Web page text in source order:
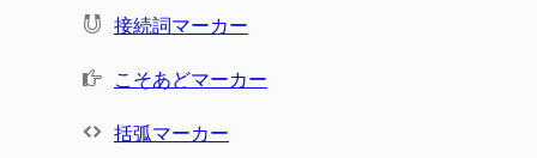
接続詞マーカー
こそあどマーカー
括弧マーカー